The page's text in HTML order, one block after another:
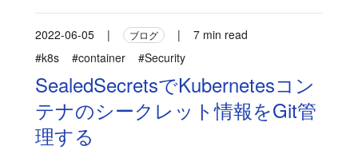
2022-06-05 | ブログ |
7 min read
#k8s
#container #Security
SealedSecretsでKubernetesコン
テナのシークレット情報をGit管
理する